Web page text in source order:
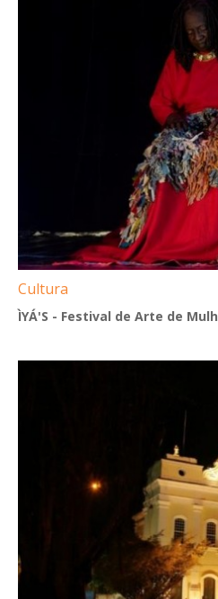
Cultura
ÌYÁ'S - Festival de Arte de